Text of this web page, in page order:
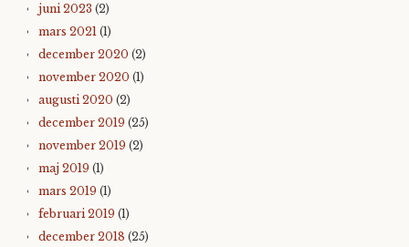
juni 2023 (2)
mars 2021 (1)
december 2020 (2)
november 2020 (1)
augusti 2020 (2)
december 2019 (25)
november 2019 (2)
maj 2019 (1)
mars 2019 (1)
februari 2019 (1)
december 2018 (25)